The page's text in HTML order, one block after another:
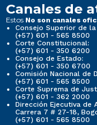
Canales de
Estos No son canales
Consejo Superior de
(+57) 601 - 565 8500
Corte Constitucional:
(+57) 601 - 350 6200
Consejo de Estado:
(+57) 601 - 350 6700
Comisión Nacional de
(+57) 601 - 565 8500
Corte Suprema de
(+57) 601 - 362 2000
Dirección Ejecutiva de
Carrera 7 # 27-18,
(+57) 601 - 565 8500